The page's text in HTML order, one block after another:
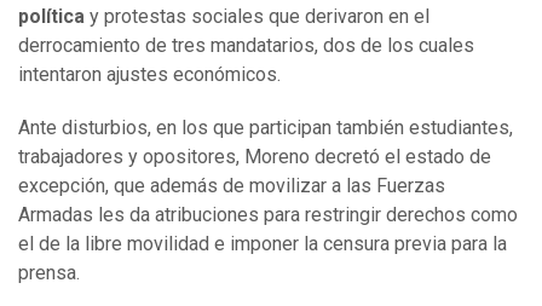
política y protestas sociales que derivaron en el
derrocamiento de tres mandatarios, dos de los cuales
intentaron ajustes económicos.
Ante disturbios, en los que participan también estudiantes,
trabajadores y opositores, Moreno decretó el estado de
excepción, que además de movilizar a las Fuerzas
Armadas les da atribuciones para restringir derechos como
el de la libre movilidad e imponer la censura previa para la
prensa.